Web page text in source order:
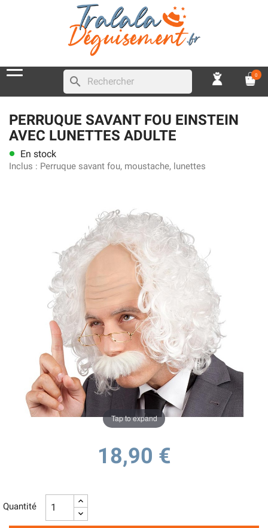
search 0
PERRUQUE SAVANT FOU EINSTEIN
AVEC LUNETTES ADULTE
lens En stock
Inclus : Perruque savant fou, moustache, lunettes
Tap to expand
18,90 €
Quantité